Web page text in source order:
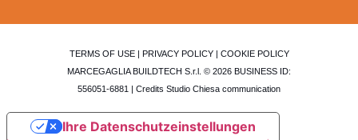
TERMS OF USE| PRIVACY POLICY| COOKIE POLICY
MARCEGAGLIA BUILDTECH S.r.l. © 2026 BUSINESS ID:
556051-6881 | Credits Studio Chiesa communication
Ihre Datenschutzeinstellungen